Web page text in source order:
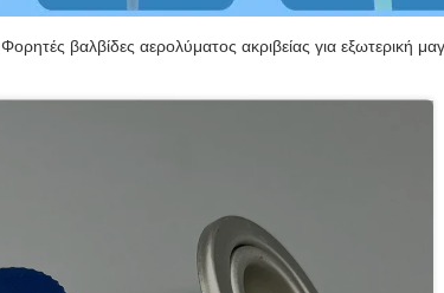
Φορητές βαλβίδες αερολύματος ακριβείας για εξωτερική